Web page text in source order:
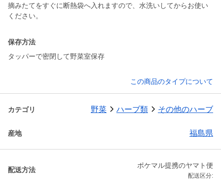
摘みたてをすぐに断熱袋へ入れますので、水洗いしてからお使い
保存方法
タッパーで密閉して野菜室保存
この商品のタイプについて
カテゴリ 野菜 ハーブ類 その他のハーブ
産地 福島県
配送方法
ポケマル提携のヤマト便
配送区分: